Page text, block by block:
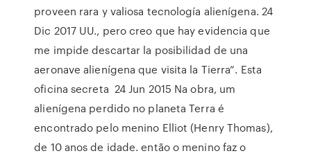
proveen rara y valiosa tecnología alienígena. 24
Dic 2017 UU., pero creo que hay evidencia que
me impide descartar la posibilidad de una
aeronave alienígena que visita la Tierra”. Esta
oficina secreta 24 Jun 2015 Na obra, um
alienígena perdido no planeta Terra é
encontrado pelo menino Elliot (Henry Thomas),
de 10 anos de idade. então o menino faz o